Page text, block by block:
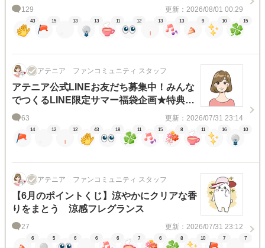
対象★
129 更新：2026/08/01 00:29
43 15 13 13 11 12 13 13 9 10 15
アテニア ファンコミュニティ スタッフ
アテニア公式LINEお友だち募集中！みんな
でつくるLINE限定サマー福袋企画★特典ご
紹介★
63 更新：2026/07/31 23:14
14 12 12 43 18 11 15 8 11 16 10
アテニア ファンコミュニティ スタッフ
【6月のポイントくじ】涼やかにクリアな香
りをまとう 涼感フレグランス
27 更新：2026/07/31 23:12
6 5 6 6 6 7 6 8 10 7 7